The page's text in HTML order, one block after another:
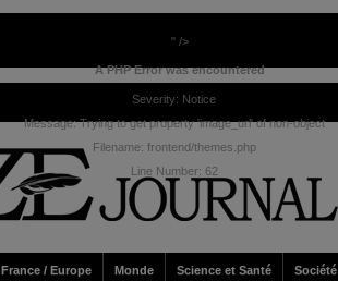
" />
A PHP Error was encountered
Severity: Notice
Message: Trying to get property 'image_url' of non-object
Filename: frontend/themes.php
Line Number: 62
France / Europe Monde Science et Santé Société